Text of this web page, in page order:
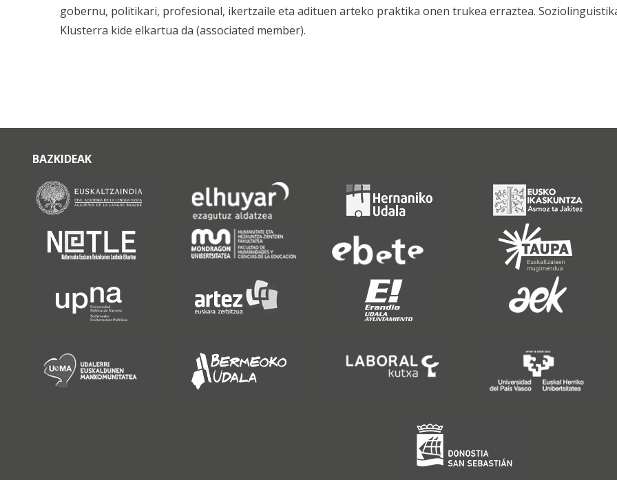
gobernu, politikari, profesional, ikertzaile eta adituen arteko praktika onen trukea erraztea.
Klusterra kide elkartua da (associated member).
BAZKIDEAK